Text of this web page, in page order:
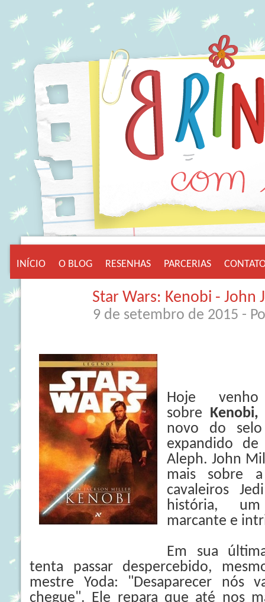
INÍCIO O BLOG RESENHAS PARCERIAS
Star Wars: Kenobi - John
9 de setembro de 2015 -
Hoje
sobre
novo do
expandido
Aleph. John
mais sobre
cavaleiros
história,
marcante e
Em sua
tenta passar despercebido,
mestre Yoda: "Desaparecer nós
chegue". Ele repara que até nos